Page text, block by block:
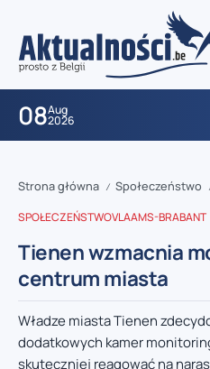
08Aug
2026
Strona główna / Społeczeństwo
SPOŁECZEŃSTWOVLAAMS-BRABANT
Tienen wzmacnia
centrum miasta
Władze miasta Tienen
dodatkowych kamer
skuteczniej reagować na